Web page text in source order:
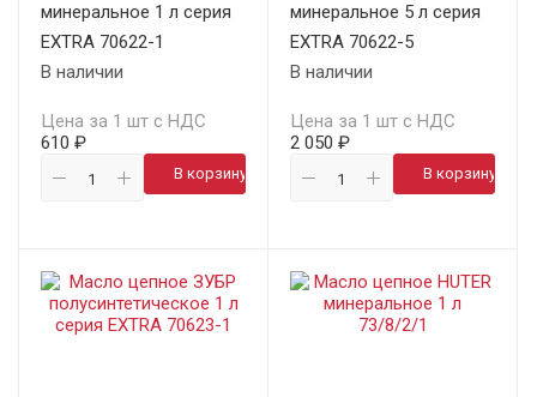
минеральное 1 л серия
EXTRA 70622-1
В наличии
Цена за 1 шт с НДС
610 ₽
В корзину
минеральное 5 л серия
EXTRA 70622-5
В наличии
Цена за 1 шт с НДС
2 050 ₽
В корзину